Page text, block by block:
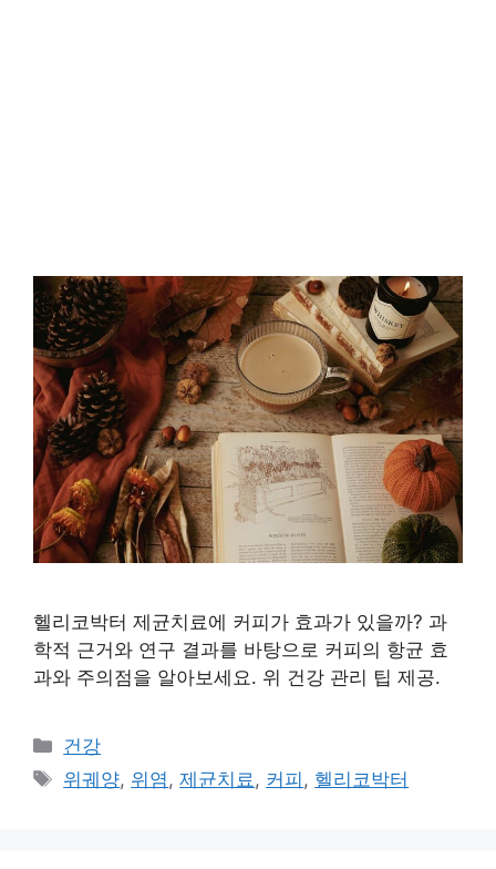
헬리코박터 제균치료에 커피가 효과가 있을까? 과
학적 근거와 연구 결과를 바탕으로 커피의 항균 효
과와 주의점을 알아보세요. 위 건강 관리 팁 제공.
카
테
고
건강
태
위궤양, 위염 ,제균치료 , 커피 , 헬리코박터